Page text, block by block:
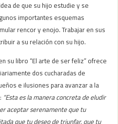
de que su hijo estudie y se
importantes esquemas
rencor y enojo. Trabajar en sus
a su relación con su hijo.
su libro “El arte de ser feliz” ofrece
dos cucharadas de
e ilusiones para avanzar a la
“Esta es la manera concreta de eludir
aceptar serenamente que tu
que tu deseo de triunfar, que tu